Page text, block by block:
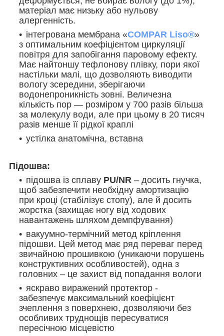
матеріал має низьку або нульову
алергенність.
інтегрована мембрана «COMPAR Liso®»
з оптимальним коефіцієнтом циркуляції
повітря для запобігання паровому ефекту.
Має найтоншу тефлонову плівку, пори якої
настільки малі, що дозволяють виводити
вологу зсередини, зберігаючи
водонепроникність зовні. Величезна
кількість пор — розміром у 700 разів більша
за молекулу води, але при цьому в 20 тисяч
разів менше її рідкої краплі
устілка анатомічна, вставна
Підошва:
підошва із сплаву PU/NR – досить гнучка,
щоб забезпечити необхідну амортизацію
при кроці (стабілізує стопу), але й досить
жорстка (захищає ногу від ходових
навантажень шляхом демпфування)
вакуумно-термічний метод кріплення
підошви. Цей метод має ряд переваг перед
звичайною прошивкою (уникаючи порушень
конструктивних особливостей), одна з
головних – це захист від попадання вологи
яскраво виражений протектор -
забезпечує максимальний коефіцієнт
зчеплення з поверхнею, дозволяючи без
особливих труднощів пересуватися
пересічною місцевістю